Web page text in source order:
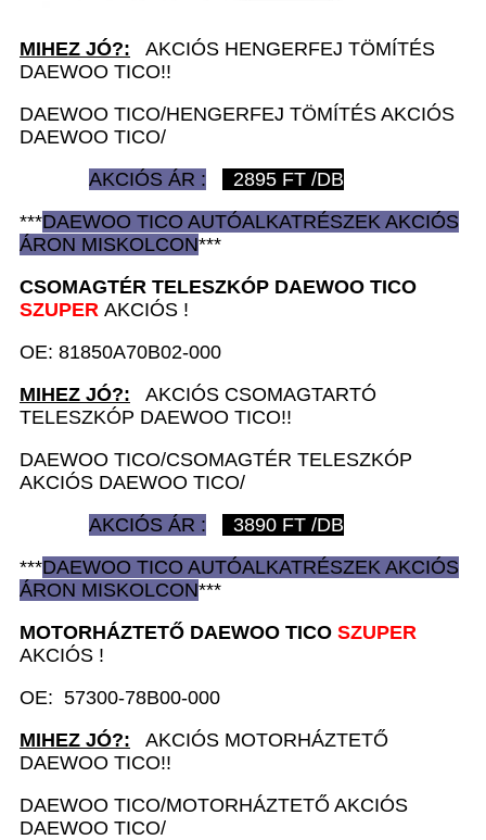
MIHEZ JÓ?: AKCIÓS HENGERFEJ TÖMÍTÉS
DAEWOO TICO!!
DAEWOO TICO/HENGERFEJ TÖMÍTÉS AKCIÓS
DAEWOO TICO/
AKCIÓS ÁR :
2895 FT /DB
***DAEWOO TICO AUTÓALKATRÉSZEK AKCIÓS
ÁRON MISKOLCON***
CSOMAGTÉR TELESZKÓP DAEWOO TICO
SZUPER AKCIÓS !
OE: 81850A70B02-000
MIHEZ JÓ?: AKCIÓS CSOMAGTARTÓ
TELESZKÓP DAEWOO TICO!!
DAEWOO TICO/CSOMAGTÉR TELESZKÓP
AKCIÓS DAEWOO TICO/
AKCIÓS ÁR :
3890 FT /DB
***DAEWOO TICO AUTÓALKATRÉSZEK AKCIÓS
ÁRON MISKOLCON***
MOTORHÁZTETŐ DAEWOO TICO SZUPER
AKCIÓS !
OE: 57300-78B00-000
MIHEZ JÓ?: AKCIÓS MOTORHÁZTETŐ
DAEWOO TICO!!
DAEWOO TICO/MOTORHÁZTETŐ AKCIÓS
DAEWOO TICO/